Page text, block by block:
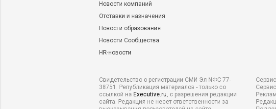
Новости компаний
Отставки и назначения
Новости образования
Новости Сообщества
HR-новости
Свидетельство о регистрации СМИ Эл NФС 77-
38751. Републикация материалов - только со
ссылкой на Executive.ru, с разрешения редакции
сайта. Редакция не несет ответственности за